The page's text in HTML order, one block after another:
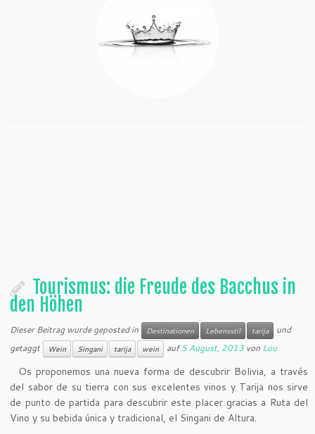
Tourismus: die Freude des Bacchus in
den Höhen
Dieser Beitrag wurde geposted in Destinationen Lebensstil tarija
und
getaggt
Wein Singani tarija wein auf5 August, 2013 von Lou
Os proponemos una nueva forma de descubrir Bolivia, a través
del sabor de su tierra con sus excelentes vinos y Tarija nos sirve
de punto de partida para descubrir este placer gracias a Ruta del
Vino y su bebida única y tradicional, el Singani de Altura.